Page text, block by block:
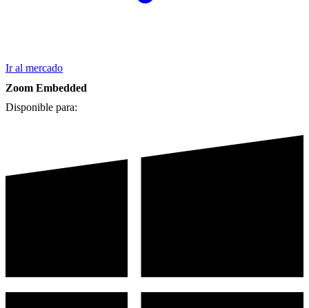
Ir al mercado
Zoom Embedded
Disponible para: